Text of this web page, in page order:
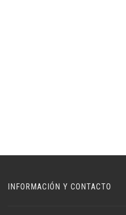
INFORMACIÓN Y CONTACTO